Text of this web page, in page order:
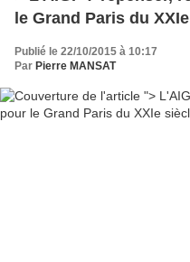
le Grand Paris du
Publié le 22/10/2015 à 10:17
Par Pierre MANSAT